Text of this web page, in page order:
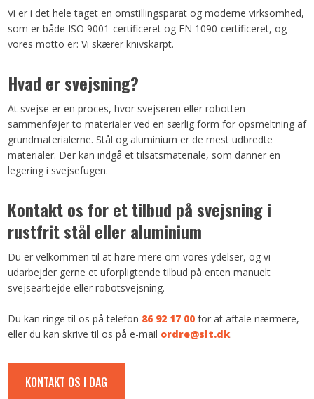
Vi er i det hele taget en omstillingsparat og moderne virksomhed,
som er både ISO 9001-certificeret og EN 1090-certificeret, og
vores motto er: Vi skærer knivskarpt.
Hvad er svejsning?
At svejse er en proces, hvor svejseren eller robotten
sammenføjer to materialer ved en særlig form for opsmeltning af
grundmaterialerne. Stål og aluminium er de mest udbredte
materialer. Der kan indgå et tilsatsmateriale, som danner en
legering i svejsefugen.
Kontakt os for et tilbud på svejsning i
rustfrit stål eller aluminium
Du er velkommen til at høre mere om vores ydelser, og vi
udarbejder gerne et uforpligtende tilbud på enten manuelt
svejsearbejde eller robotsvejsning.
Du kan ringe til os på telefon 86 92 17 00for at aftale nærmere,
eller du kan skrive til os på e-mail ordre@slt.dk.​​
KONTAKT OS I DAG